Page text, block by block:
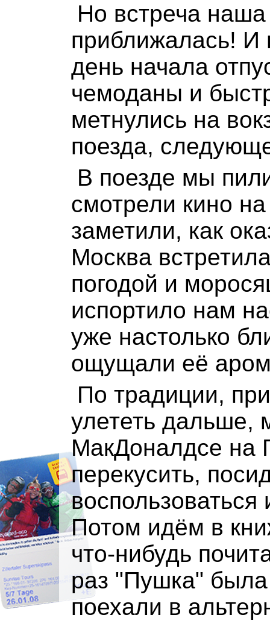
Но встреча
приближалась! И
день начала
чемоданы и
метнулись на
поезда,
В поезде мы
смотрели кино
заметили, как
Москва
погодой и
испортило нам
уже настолько
ощущали её
По традиции,
улететь дальше,
МакДоналдсе на
перекусить,
Потом идём в
что-нибудь
раз "Пушка"
поехали в